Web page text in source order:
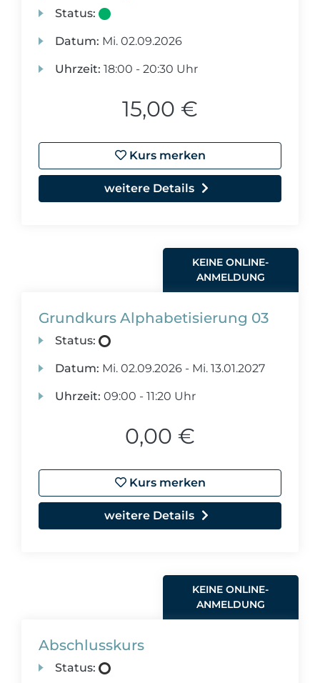
Status:
Datum: Mi. 02.09.2026
Uhrzeit: 18:00 - 20:30 Uhr
15,00 €
Kurs merken
weitere Details
KEINE ONLINE-
ANMELDUNG
Grundkurs Alphabetisierung 03
Status:
Datum: Mi. 02.09.2026 - Mi. 13.01.2027
Uhrzeit: 09:00 - 11:20 Uhr
0,00 €
Kurs merken
weitere Details
KEINE ONLINE-
ANMELDUNG
Abschlusskurs
Status: